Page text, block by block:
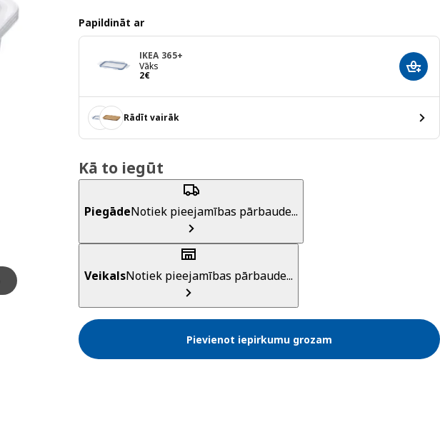
Papildināt ar
IKEA 365+
Vāks
2€
Cena 2€
Rādīt vairāk
Kā to iegūt
PiegādeNotiek pieejamības pārbaude...
VeikalsNotiek pieejamības pārbaude...
Pievienot iepirkumu grozam